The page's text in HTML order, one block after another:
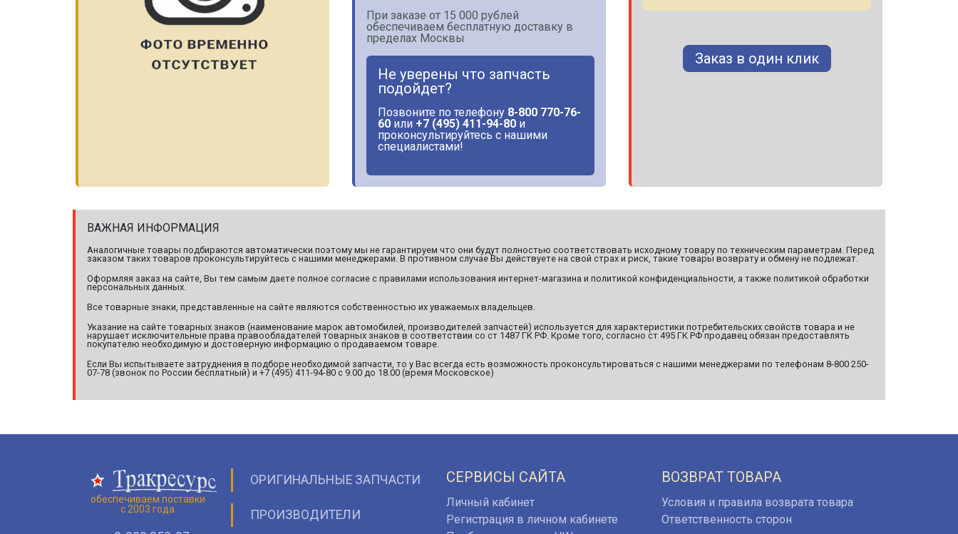
При заказе от 15 000 рублей
обеспечиваем бесплатную доставку в
пределах Москвы
Не уверены что запчасть
подойдет?
Позвоните по телефону 8-800 770-76-
60 или +7 (495) 411-94-80 и
проконсультируйтесь с нашими
специалистами!
Заказ в один клик
ВАЖНАЯ ИНФОРМАЦИЯ
Аналогичные товары подбираются автоматически поэтому мы не гарантируем что они будут полностью соответствовать исходному товару по техническим параметрам. Перед
заказом таких товаров проконсультируйтесь с нашими менеджерами. В противном случае Вы действуете на свой страх и риск, такие товары возврату и обмену не подлежат.
Оформляя заказ на сайте, Вы тем самым даете полное согласие с правилами использования интернет-магазина и политикой конфиденциальности, а также политикой обработки
персональных данных.
Все товарные знаки, представленные на сайте являются собственностью их уважаемых владельцев.
Указание на сайте товарных знаков (наименование марок автомобилей, производителей запчастей) используется для характеристики потребительских свойств товара и не
нарушает исключительные права правообладателей товарных знаков в соответствии со ст 1487 ГК РФ. Кроме того, согласно ст 495 ГК РФ продавец обязан предоставлять
покупателю необходимую и достоверную информацию о продаваемом товаре.
Если Вы испытываете затруднения в подборе необходимой запчасти, то у Вас всегда есть возможность проконсультироваться с нашими менеджерами по телефонам 8-800 250-
07-78 (звонок по России бесплатный) и +7 (495) 411-94-80 с 9.00 до 18.00 (время Московское)
обеспечиваем поставки
с 2003 года
ОРИГИНАЛЬНЫЕ ЗАПЧАСТИ
ПРОИЗВОДИТЕЛИ
СЕРВИСЫ САЙТА
Личный кабинет
Регистрация в личном кабинете
ВОЗВРАТ ТОВАРА
Условия и правила возврата товара
Ответственность сторон